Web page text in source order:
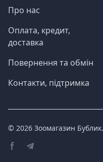
Про нас
Оплата, кредит,
доставка
Повернення та обмін
Контакти, підтримка
© 2026 Зоомагазин Бублик